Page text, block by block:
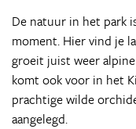
De natuur in het park
moment. Hier vind je
groeit juist weer
komt ook voor in het
prachtige wilde
aangelegd.